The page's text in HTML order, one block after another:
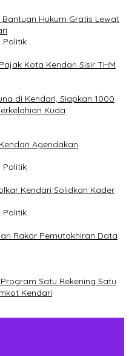
Hukum Gratis Lewat
Politik
Kota Kendari Sisir THM
di Kendari, Siapkan 1000
Kuda
Agendakan
Politik
Kendari Solidkan Kader
Politik
Rakor Pemutakhiran Data
Satu Rekening Satu
Kendari